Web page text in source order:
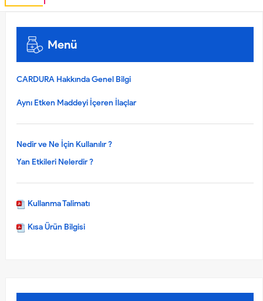
Menü
CARDURA Hakkında Genel Bilgi
Aynı Etken Maddeyi İçeren İlaçlar
Nedir ve Ne İçin Kullanılır ?
Yan Etkileri Nelerdir ?
Kullanma Talimatı
Kısa Ürün Bilgisi